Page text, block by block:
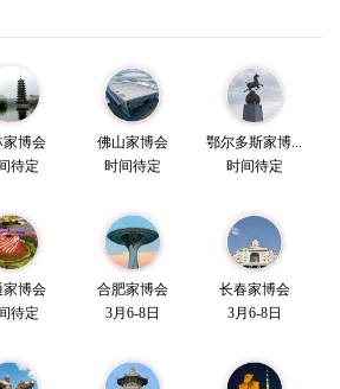
家博会
待定
佛山家博会
时间待定
鄂尔多斯家博...
时间待定
家博会
待定
合肥家博会
3月6-8日
长春家博会
3月6-8日